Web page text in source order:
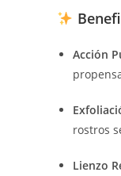
Acción
rostros
Lienzo